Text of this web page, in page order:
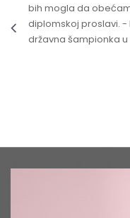
bih mogla da
diplomskoj proslavi. -
državna šampionka